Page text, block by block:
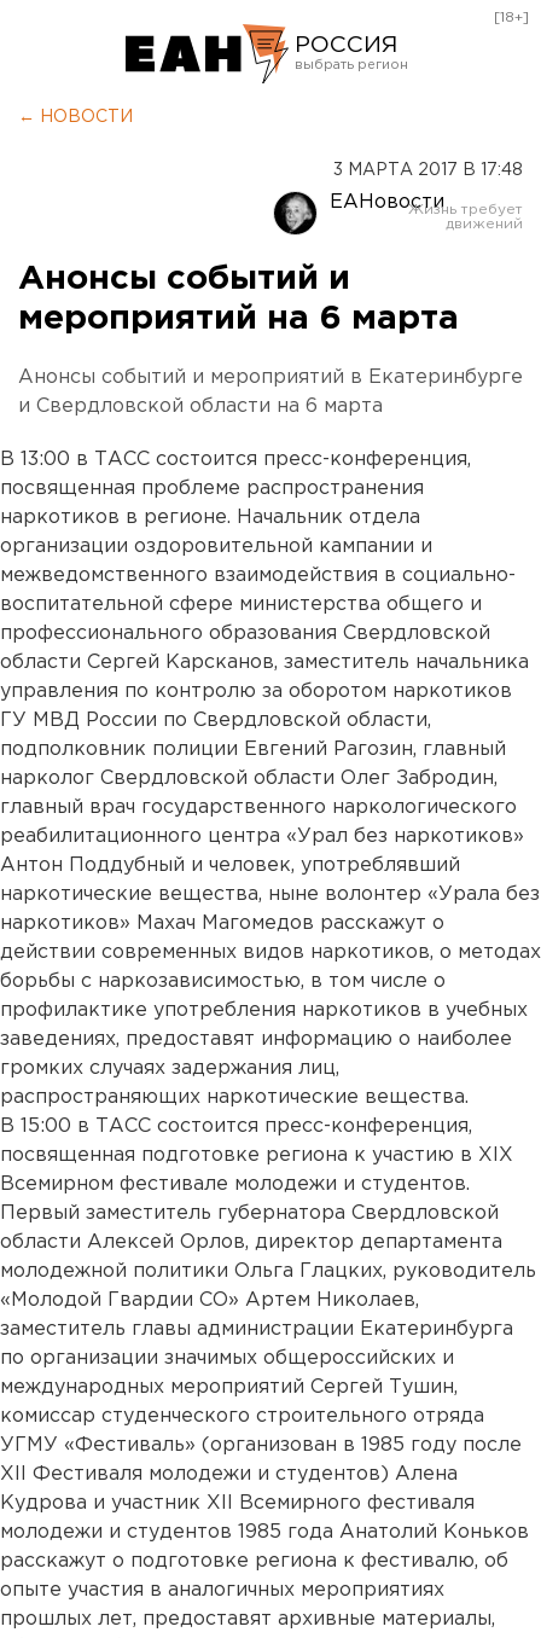
РОССИЯ
Оренбург
[18+]
← НОВОСТИ
3 МАРТА 2017 В 17:48
ЕАНовости
Анонсы событий и
мероприятий на 6 марта
Анонсы событий и мероприятий в Екатеринбурге
и Свердловской области на 6 марта
В 13:00 в ТАСС состоится пресс-конференция,
посвященная проблеме распространения
наркотиков в регионе. Начальник отдела
организации оздоровительной кампании и
межведомственного взаимодействия в социально-
воспитательной сфере министерства общего и
профессионального образования Свердловской
области Сергей Карсканов, заместитель начальника
управления по контролю за оборотом наркотиков
ГУ МВД России по Свердловской области,
подполковник полиции Евгений Рагозин, главный
нарколог Свердловской области Олег Забродин,
главный врач государственного наркологического
реабилитационного центра «Урал без наркотиков»
Антон Поддубный и человек, употреблявший
наркотические вещества, ныне волонтер «Урала без
наркотиков» Махач Магомедов расскажут о
действии современных видов наркотиков, о методах
борьбы с наркозависимостью, в том числе о
профилактике употребления наркотиков в учебных
заведениях, предоставят информацию о наиболее
громких случаях задержания лиц,
распространяющих наркотические вещества.
В 15:00 в ТАСС состоится пресс-конференция,
посвященная подготовке региона к участию в XIX
Всемирном фестивале молодежи и студентов.
Первый заместитель губернатора Свердловской
области Алексей Орлов, директор департамента
молодежной политики Ольга Глацких, руководитель
«Молодой Гвардии СО» Артем Николаев,
заместитель главы администрации Екатеринбурга
по организации значимых общероссийских и
международных мероприятий Сергей Тушин,
комиссар студенческого строительного отряда
УГМУ «Фестиваль» (организован в 1985 году после
XII Фестиваля молодежи и студентов) Алена
Кудрова и участник XII Всемирного фестиваля
молодежи и студентов 1985 года Анатолий Коньков
расскажут о подготовке региона к фестивалю, об
опыте участия в аналогичных мероприятиях
прошлых лет, предоставят архивные материалы,